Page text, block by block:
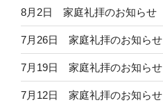
8月2日 家庭礼拝のお知らせ
7月26日 家庭礼拝のお知らせ
7月19日 家庭礼拝のお知らせ
7月12日 家庭礼拝のお知らせ